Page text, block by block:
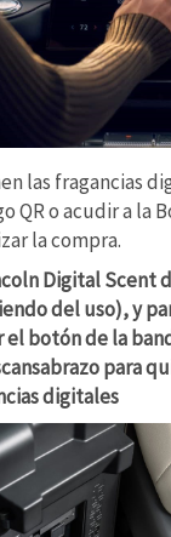
las fragancias
QR o acudir a la
la compra.
Digital Scent
del uso), y
el botón de la
para
digitales